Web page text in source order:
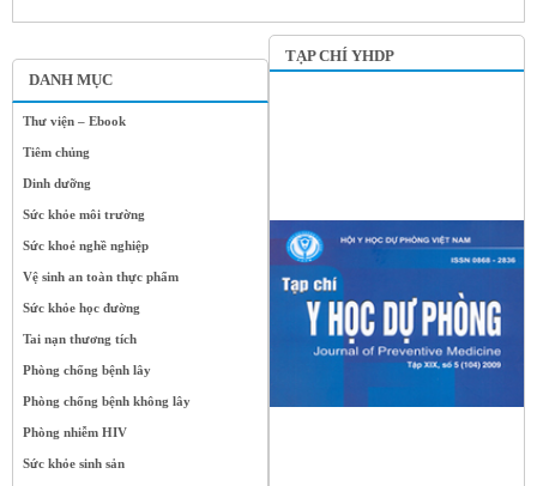
DANH MỤC
Thư viện – Ebook
Tiêm chủng
Dinh dưỡng
Sức khỏe môi trường
Sức khoẻ nghề nghiệp
Vệ sinh an toàn thực phẩm
Sức khỏe học đường
Tai nạn thương tích
Phòng chống bệnh lây
Phòng chống bệnh không lây
Phòng nhiễm HIV
Sức khỏe sinh sản
TẠP CHÍ YHDP